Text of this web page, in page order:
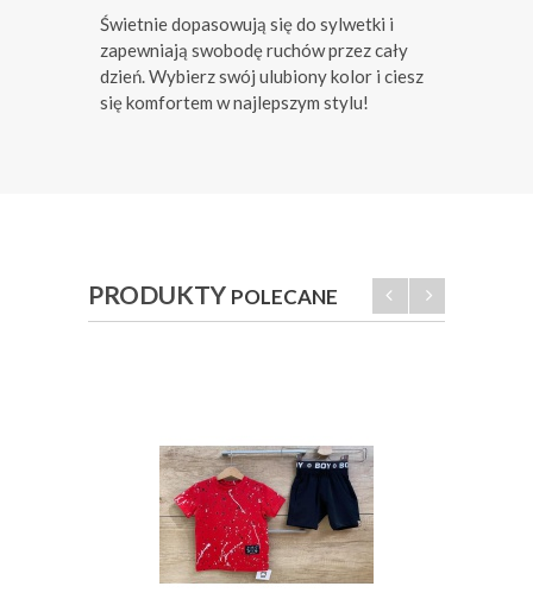
Świetnie dopasowują się do sylwetki i
zapewniają swobodę ruchów przez cały
dzień. Wybierz swój ulubiony kolor i ciesz
się komfortem w najlepszym stylu!
PRODUKTY POLECANE